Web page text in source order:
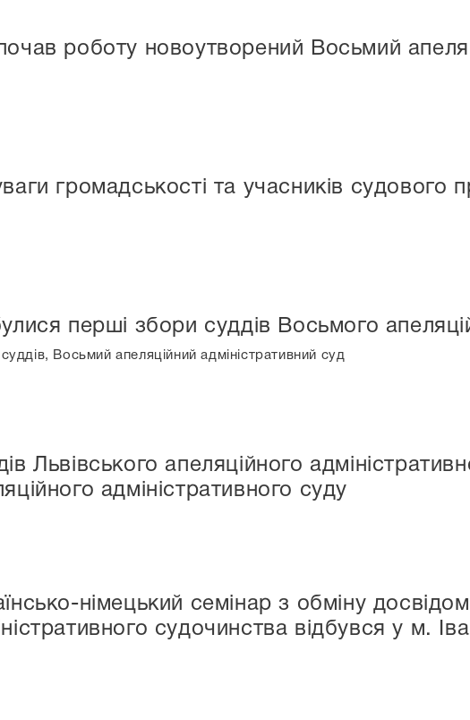
роботу новоутворений Восьмий
громадськості та учасників судового
перші збори суддів Восьмого
Восьмий апеляційний адміністративний суд
Львівського апеляційного
адміністративного суду
німецький семінар з обміну
судочинства відбувся у м.